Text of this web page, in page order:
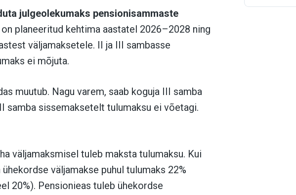
julgeolekumaks pensionisammaste
planeeritud kehtima aastatel 2026–2028 ning
väljamaksetele. II ja III sambasse
ei mõjuta.
muutub. Nagu varem, saab koguja III samba
samba sissemaksetelt tulumaksu ei võetagi.
väljamaksmisel tuleb maksta tulumaksu. Kui
väljamakse puhul tulumaks 22%
20%). Pensionieas tuleb ühekordse